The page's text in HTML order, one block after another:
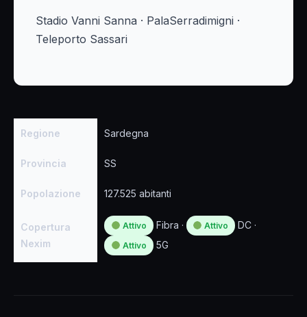
Stadio Vanni Sanna · PalaSerradimigni ·
Teleporto Sassari
Regione Sardegna
Provincia SS
Popolazione 127.525 abitanti
Copertura
Nexim
Attivo Fibra · Attivo DC ·
Attivo 5G